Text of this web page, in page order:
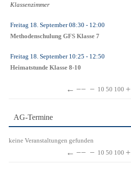
Klassenzimmer
Freitag 18. September08:30 - 12:00
Methodenschulung GFS Klasse 7
Freitag 18. September10:25 - 12:50
Heimatstunde Klasse 8-10
← −− − 10 50 100 +
AG-Termine
keine Veranstaltungen gefunden
← −− − 10 50 100 +